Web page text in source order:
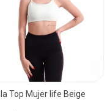
Top Mujer life Beige